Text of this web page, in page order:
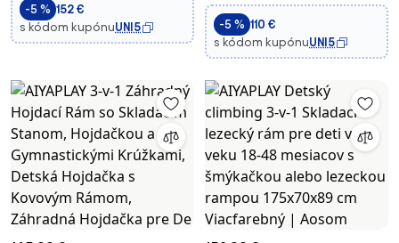
pre deti vo veku 3-7 rokov,
rozmer 114x11
-5 % 152 €
s kódom kupónuUNI5
cm Multikolor | Aosom
-5 % 110 €
s kódom kupónuUNI5